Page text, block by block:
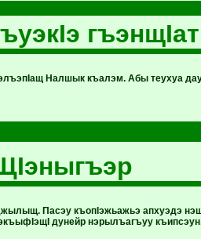
гъэнщIат
Налшык къалэм. Абы теухуа
Пасэу къопIэжьажьэ апхуэдэ
дунейр нэрылъагъуу